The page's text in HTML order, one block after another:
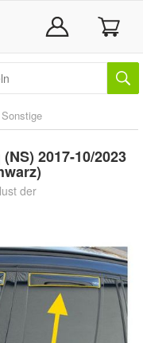
Sonstige
2017-10/2023
der